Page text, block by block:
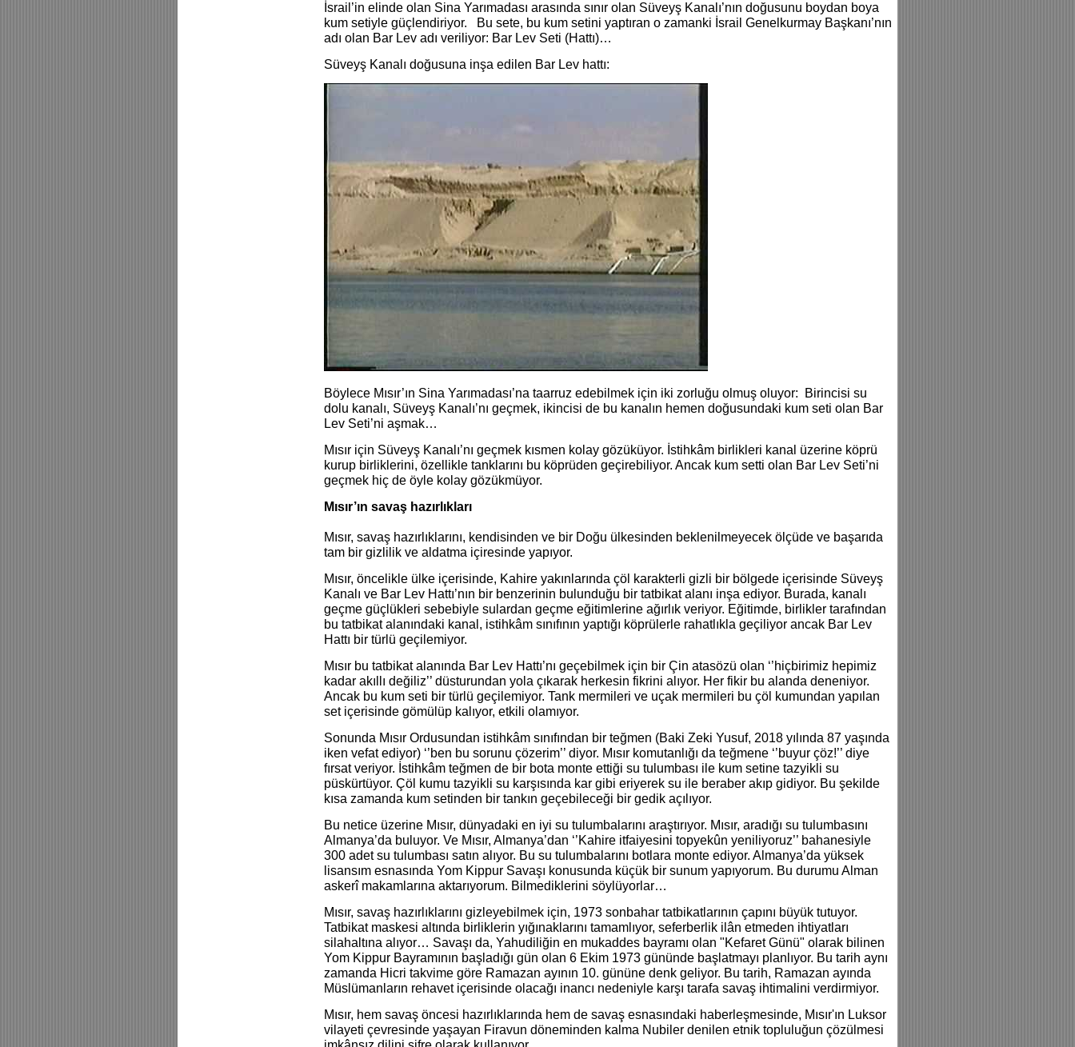
İsrail’in elinde olan Sina Yarımadası arasında sınır olan Süveyş Kanalı’nın doğusunu boydan boya
kum setiyle güçlendiriyor. Bu sete, bu kum setini yaptıran o zamanki İsrail Genelkurmay Başkanı’nın
adı olan Bar Lev adı veriliyor: Bar Lev Seti (Hattı)…
Süveyş Kanalı doğusuna inşa edilen Bar Lev hattı:
Böylece Mısır’ın Sina Yarımadası’na taarruz edebilmek için iki zorluğu olmuş oluyor: Birincisi su
dolu kanalı, Süveyş Kanalı’nı geçmek, ikincisi de bu kanalın hemen doğusundaki kum seti olan Bar
Lev Seti’ni aşmak…
Mısır için Süveyş Kanalı’nı geçmek kısmen kolay gözüküyor. İstihkâm birlikleri kanal üzerine köprü
kurup birliklerini, özellikle tanklarını bu köprüden geçirebiliyor. Ancak kum setti olan Bar Lev Seti’ni
geçmek hiç de öyle kolay gözükmüyor.
Mısır’ın savaş hazırlıkları
Mısır, savaş hazırlıklarını, kendisinden ve bir Doğu ülkesinden beklenilmeyecek ölçüde ve başarıda
tam bir gizlilik ve aldatma içiresinde yapıyor.
Mısır, öncelikle ülke içerisinde, Kahire yakınlarında çöl karakterli gizli bir bölgede içerisinde Süveyş
Kanalı ve Bar Lev Hattı’nın bir benzerinin bulunduğu bir tatbikat alanı inşa ediyor. Burada, kanalı
geçme güçlükleri sebebiyle sulardan geçme eğitimlerine ağırlık veriyor. Eğitimde, birlikler tarafından
bu tatbikat alanındaki kanal, istihkâm sınıfının yaptığı köprülerle rahatlıkla geçiliyor ancak Bar Lev
Hattı bir türlü geçilemiyor.
Mısır bu tatbikat alanında Bar Lev Hattı’nı geçebilmek için bir Çin atasözü olan ‘’hiçbirimiz hepimiz
kadar akıllı değiliz’’ düsturundan yola çıkarak herkesin fikrini alıyor. Her fikir bu alanda deneniyor.
Ancak bu kum seti bir türlü geçilemiyor. Tank mermileri ve uçak mermileri bu çöl kumundan yapılan
set içerisinde gömülüp kalıyor, etkili olamıyor.
Sonunda Mısır Ordusundan istihkâm sınıfından bir teğmen (Baki Zeki Yusuf, 2018 yılında 87 yaşında
iken vefat ediyor) ‘’ben bu sorunu çözerim’’ diyor. Mısır komutanlığı da teğmene ‘’buyur çöz!’’ diye
fırsat veriyor. İstihkâm teğmen de bir bota monte ettiği su tulumbası ile kum setine tazyikli su
püskürtüyor. Çöl kumu tazyikli su karşısında kar gibi eriyerek su ile beraber akıp gidiyor. Bu şekilde
kısa zamanda kum setinden bir tankın geçebileceği bir gedik açılıyor.
Bu netice üzerine Mısır, dünyadaki en iyi su tulumbalarını araştırıyor. Mısır, aradığı su tulumbasını
Almanya’da buluyor. Ve Mısır, Almanya’dan ‘’Kahire itfaiyesini topyekûn yeniliyoruz’’ bahanesiyle
300 adet su tulumbası satın alıyor. Bu su tulumbalarını botlara monte ediyor. Almanya’da yüksek
lisansım esnasında Yom Kippur Savaşı konusunda küçük bir sunum yapıyorum. Bu durumu Alman
askerî makamlarına aktarıyorum. Bilmediklerini söylüyorlar…
Mısır, savaş hazırlıklarını gizleyebilmek için, 1973 sonbahar tatbikatlarının çapını büyük tutuyor.
Tatbikat maskesi altında birliklerin yığınaklarını tamamlıyor, seferberlik ilân etmeden ihtiyatları
silahaltına alıyor… Savaşı da, Yahudiliğin en mukaddes bayramı olan "Kefaret Günü" olarak bilinen
Yom Kippur Bayramının başladığı gün olan 6 Ekim 1973 gününde başlatmayı planlıyor. Bu tarih aynı
zamanda Hicri takvime göre Ramazan ayının 10. gününe denk geliyor. Bu tarih, Ramazan ayında
Müslümanların rehavet içerisinde olacağı inancı nedeniyle karşı tarafa savaş ihtimalini verdirmiyor.
Mısır, hem savaş öncesi hazırlıklarında hem de savaş esnasındaki haberleşmesinde, Mısır'ın Luksor
vilayeti çevresinde yaşayan Firavun döneminden kalma Nubiler denilen etnik topluluğun çözülmesi